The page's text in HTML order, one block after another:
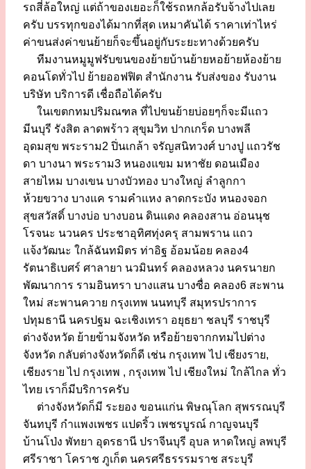
รถสี่ล้อใหญ่ แต่ถ้าของเยอะก็ใช้รถหกล้อรับจ้างไปเลย
ครับ บรรทุกของได้มากที่สุด เหมาคันได้ ราคาเท่าไหร่
ค่าขนส่งค่าขนย้ายก็จะขึ้นอยู่กับระยะทางด้วยครับ
ทีมงานหมูมูฟรับขนของย้ายบ้านย้ายหอย้ายห้องย้าย
คอนโดทั่วไป ย้ายออฟฟิต สำนักงาน รับส่งของ รับงาน
บริษัท บริการดี เชื่อถือได้ครับ
ในเขตกทมปริมณฑล ที่ไปขนย้ายบ่อยๆก็จะมีแถว
มีนบุรี รังสิต ลาดพร้าว สุขุมวิท ปากเกร็ด บางพลี
อุดมสุข พระราม2 ปิ่นเกล้า จรัญสนิทวงศ์ บางปู แถวรัช
ดา บางนา พระราม3 หนองแขม มหาชัย ดอนเมือง
สายไหม บางเขน บางบัวทอง บางใหญ่ ลำลูกกา
ห้วยขวาง บางแค รามคำแหง ลาดกระบัง หนองจอก
สุขสวัสดิ์ บางบ่อ บางบอน ดินแดง คลองสาน อ่อนนุช
โรจนะ นวนคร ประชาอุทิศทุ่งครุ สามพราน แถว
แจ้งวัฒนะ ใกล้ฉันทมิตร ท่าอิฐ อ้อมน้อย คลอง4
รัตนาธิเบศร์ ศาลายา นวมินทร์ คลองหลวง นครนายก
พัฒนาการ รามอินทรา บางแสน บางซื่อ คลอง6 สะพาน
ใหม่ สะพานควาย กรุงเทพ นนทบุรี สมุทรปราการ
ปทุมธานี นครปฐม ฉะเชิงเทรา อยุธยา ชลบุรี ราชบุรี
ต่างจังหวัด ย้ายข้ามจังหวัด หรือย้ายจากกทมไปต่าง
จังหวัด กลับต่างจังหวัดก็ดี เช่น กรุงเทพ ไป เชียงราย,
เชียงราย ไป กรุงเทพ , กรุงเทพ ไป เชียงใหม่ ใกล้ไกล ทั่ว
ไทย เราก็มีบริการครับ
ต่างจังหวัดก็มี ระยอง ขอนแก่น พิษณุโลก สุพรรณบุรี
จันทบุรี กำแพงเพชร แปดริ้ว เพชรบูรณ์ กาญจนบุรี
บ้านโป่ง พัทยา อุดรธานี ปราจีนบุรี อุบล หาดใหญ่ ลพบุรี
ศรีราชา โคราช ภูเก็ต นครศรีธรรรมราช สระบุรี